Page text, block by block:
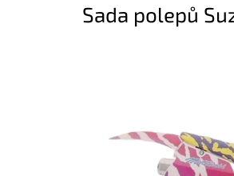
Sada polepů